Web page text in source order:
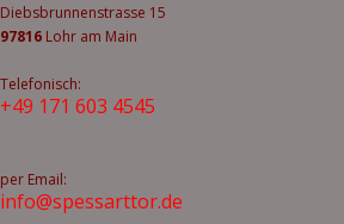
Diebsbrunnenstrasse 15
97816 Lohr am Main
Telefonisch:
+49 171 603 4545
per Email:
info@spessarttor.de